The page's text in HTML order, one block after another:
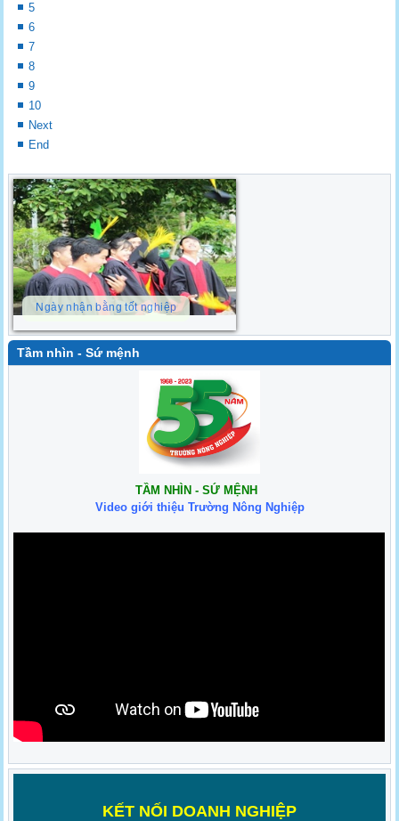
5
6
7
8
9
10
Next
End
Ngày nhận bằng tốt nghiệp
Tầm nhìn - Sứ mệnh
TẦM NHÌN - SỨ MỆNH
Video giới thiệu Trường Nông Nghiệp
KẾT NỐI DOANH NGHIỆP